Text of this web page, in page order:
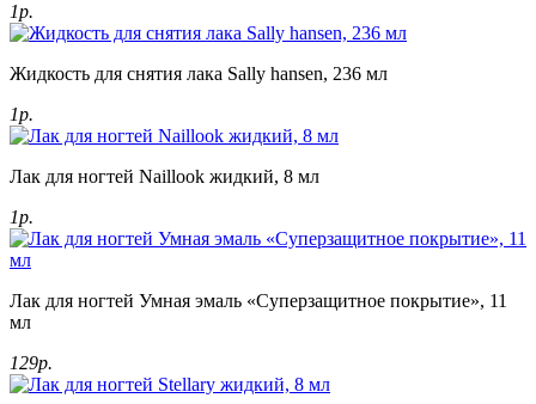
1р.
Жидкость для снятия лака Sally hansen, 236 мл
1р.
Лак для ногтей Naillook жидкий, 8 мл
1р.
Лак для ногтей Умная эмаль «Суперзащитное покрытие», 11
мл
129р.